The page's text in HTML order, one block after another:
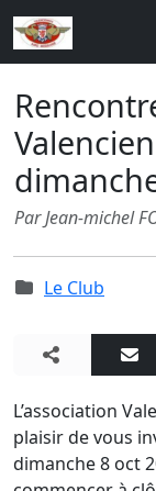
Par Jean-michel
Le Club
L’association
plaisir de vous
dimanche 8 oct